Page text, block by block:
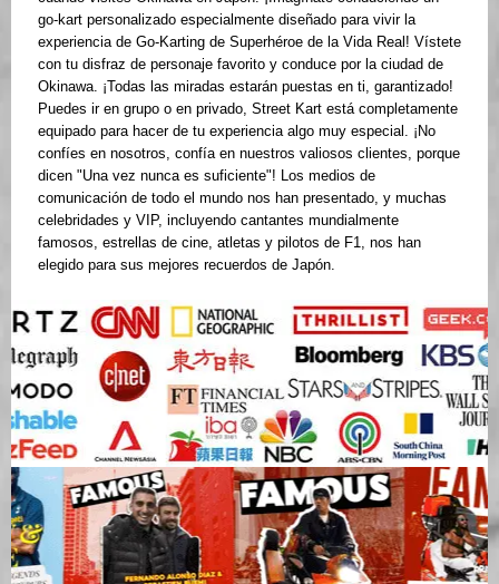
go-kart personalizado especialmente diseñado para vivir la
experiencia de Go-Karting de Superhéroe de la Vida Real! Vístete
con tu disfraz de personaje favorito y conduce por la ciudad de
Okinawa. ¡Todas las miradas estarán puestas en ti, garantizado!
Puedes ir en grupo o en privado, Street Kart está completamente
equipado para hacer de tu experiencia algo muy especial. ¡No
confíes en nosotros, confía en nuestros valiosos clientes, porque
dicen "Una vez nunca es suficiente"! Los medios de
comunicación de todo el mundo nos han presentado, y muchas
celebridades y VIP, incluyendo cantantes mundialmente
famosos, estrellas de cine, atletas y pilotos de F1, nos han
elegido para sus mejores recuerdos de Japón.